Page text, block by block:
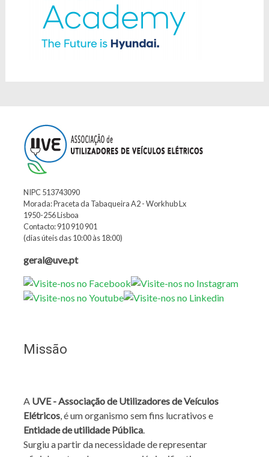
NIPC 513743090
Morada: Praceta da Tabaqueira A2 - Workhub Lx
1950-256 Lisboa
Contacto: 910 910 901
(dias úteis das 10:00 às 18:00)
geral@uve.pt
Missão
A UVE - Associação de Utilizadores de Veículos
Elétricos, é um organismo sem fins lucrativos e
Entidade de utilidade Pública.
Surgiu a partir da necessidade de representar